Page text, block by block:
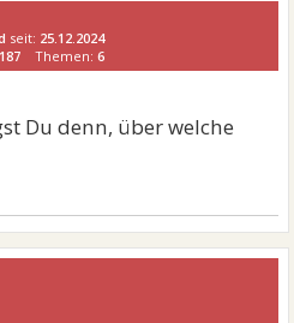
seit: 25.12.2024
Themen:6
Du denn, über welche